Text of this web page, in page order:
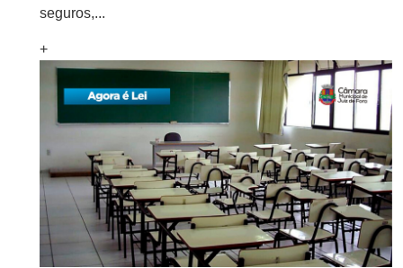
seguros,...
+